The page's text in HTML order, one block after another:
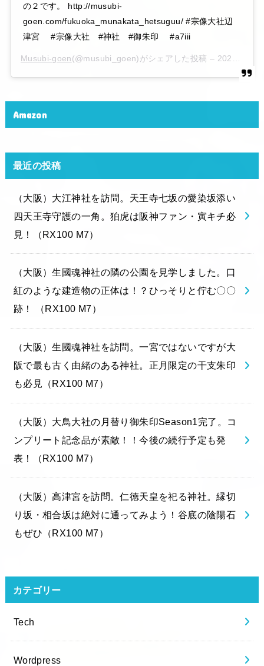
の２です。 http://musubi-
goen.com/fukuoka_munakata_hetsuguu/ #宗像大社辺
津宮 #宗像大社 #神社 #御朱印 #a7iii
Musubi-goen(@musubi_goen)がシェアした投稿 – 2020年 6月月6日午後10時15分PDT
Amazon
最近の投稿
（大阪）大江神社を訪問。天王寺七坂の愛染坂添い
四天王寺守護の一角。狛虎は阪神ファン・寅キチ必
見！（RX100 M7）
（大阪）生國魂神社の隣の公園を見学しました。口
紅のような建造物の正体は！？ひっそりと佇む〇〇
跡！ （RX100 M7）
（大阪）生國魂神社を訪問。一宮ではないですが大
阪で最も古く由緒のある神社。正月限定の干支朱印
も必見（RX100 M7）
（大阪）大鳥大社の月替り御朱印Season1完了。コ
ンプリート記念品が素敵！！今後の続行予定も発
表！（RX100 M7）
（大阪）高津宮を訪問。仁徳天皇を祀る神社。縁切
り坂・相合坂は絶対に通ってみよう！谷底の陰陽石
もぜひ（RX100 M7）
カテゴリー
Tech
Wordpress